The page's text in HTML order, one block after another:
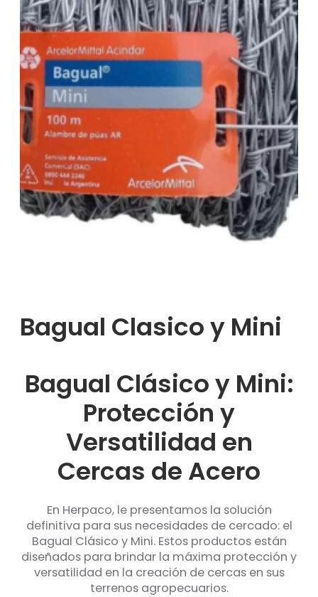
Bagual Clasico y Mini
Bagual Clásico y Mini:
Protección y
Versatilidad en
Cercas de Acero
En Herpaco, le presentamos la solución
definitiva para sus necesidades de cercado: el
Bagual Clásico y Mini. Estos productos están
diseñados para brindar la máxima protección y
versatilidad en la creación de cercas en sus
terrenos agropecuarios.